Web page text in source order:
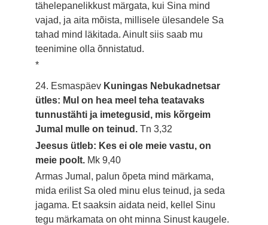
tähelepanelikkust märgata, kui Sina mind
vajad, ja aita mõista, millisele ülesandele Sa
tahad mind läkitada. Ainult siis saab mu
teenimine olla õnnistatud.
*
24. Esmaspäev Kuningas Nebukadnetsar
ütles: Mul on hea meel teha teatavaks
tunnustähti ja imetegusid, mis kõrgeim
Jumal mulle on teinud.Tn 3,32
Jeesus ütleb: Kes ei ole meie vastu, on
meie poolt. Mk 9,40
Armas Jumal, palun õpeta mind märkama,
mida erilist Sa oled minu elus teinud, ja seda
jagama. Et saaksin aidata neid, kellel Sinu
tegu märkamata on oht minna Sinust kaugele.